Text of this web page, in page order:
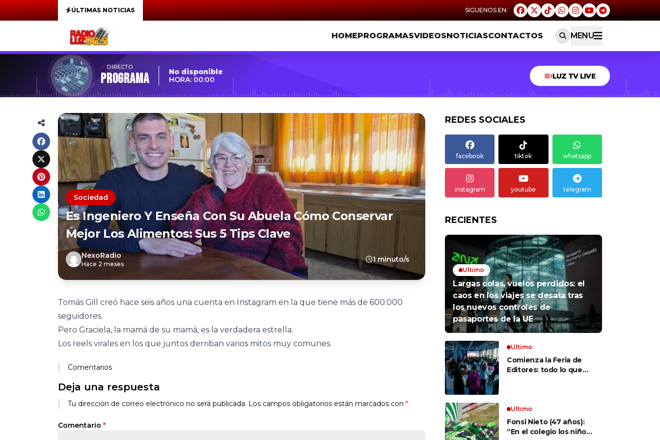
ÚLTIMAS NOTICIAS
HOMEPROGRAMASVIDEOSNOTICIASCONTACTOS MENU
DIRECTO
Programa
No disponible
HORA: 00:00
LUZ TV LIVE
Sociedad
Es Ingeniero Y Enseña Con Su Abuela Cómo Conservar
Mejor Los Alimentos: Sus 5 Tips Clave
NexoRadio
Hace 2 meses
1 minuto/s
Tomás Gill creó hace seis años una cuenta en Instagram en la que tiene más de 600.000
seguidores.
Pero Graciela, la mamá de su mamá, es la verdadera estrella.
Los reels virales en los que juntos derriban varios mitos muy comunes.
Comentarios
Deja una respuesta
Tu dirección de correo electrónico no será publicada. Los campos obligatorios están marcados con *
Comentario *
REDES SOCIALES
facebook tiktok whatsapp
instagram youtube telegram
RECIENTES
Ultimo
Largas colas, vuelos perdidos: el
caos en los viajes se desata tras
los nuevos controles de
pasaportes de la UE
Ultimo
Comienza la Feria de
Editores: todo lo que
Ultimo
Fonsi Nieto (47 años):
“En el colegio los niños